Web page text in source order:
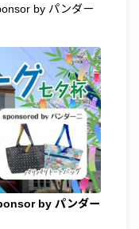
by パンダー
by パンダー